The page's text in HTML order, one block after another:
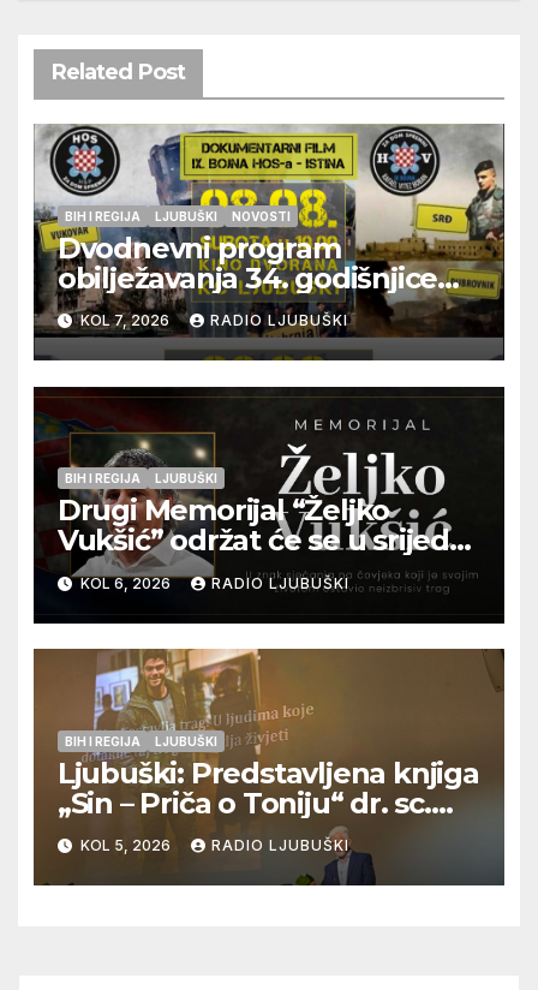
Related Post
BIH I REGIJA LJUBUŠKI NOVOSTI
Dvodnevni program
obilježavanja 34. godišnjice
pogibije generala Blaža
Kraljevića i osmorice
pripadnika HOS-a
KOL 7, 2026 RADIO LJUBUŠKI
BIH I REGIJA LJUBUŠKI
Drugi Memorijal “Željko
Vukšić” održat će se u srijedu
12. kolovoza u Otoku
KOL 6, 2026 RADIO LJUBUŠKI
BIH I REGIJA LJUBUŠKI
Ljubuški: Predstavljena knjiga
„Sin – Priča o Toniju“ dr. sc.
Zdenka Hercega
KOL 5, 2026 RADIO LJUBUŠKI